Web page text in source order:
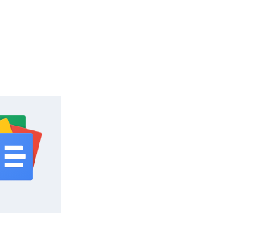
news